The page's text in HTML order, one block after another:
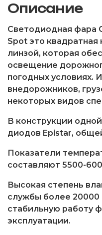
Описание
Светодиодная фара
Spot это квадратная
линзой, которая
освещение
погодных условиях.
внедорожников,
некоторых видов
В конструкции
диодов Epistar,
Показатели
составляют 5500-
Высокая степень
службы более 20000
стабильную работу
эксплуатации.